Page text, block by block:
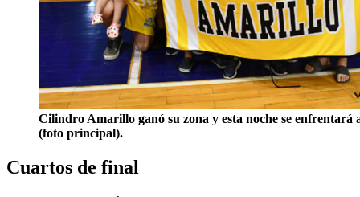
Cilindro Amarillo ganó su zona y esta noche se enfrentará
(foto principal).
Cuartos de final